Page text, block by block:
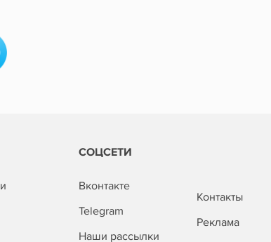
СОЦСЕТИ
Вконтакте
Telegram
Наши рассылки
Контакты
Реклама